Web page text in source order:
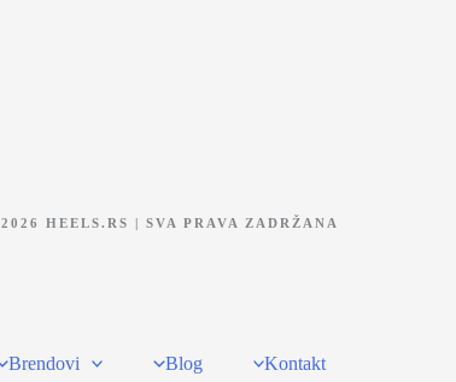
2026 HEELS.RS | SVA PRAVA ZADRŽANA
Brendovi Blog
Kontakt